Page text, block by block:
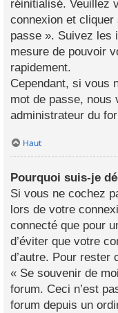
réinitialisé. Veuillez
connexion et cliquer
passe ». Suivez les
mesure de pouvoir
rapidement.
Cependant, si vous
mot de passe, nous
administrateur du
Haut
Pourquoi suis-je
Si vous ne cochez
lors de votre
connecté que pour
d’éviter que votre
d’autre. Pour rester
« Se souvenir de
forum. Ceci n’est
forum depuis un